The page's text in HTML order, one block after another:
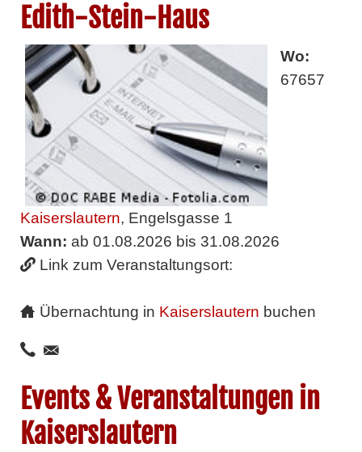
Edith-Stein-Haus
Wo:
67657
Kaiserslautern, Engelsgasse 1
Wann: ab 01.08.2026 bis 31.08.2026
Link zum Veranstaltungsort:
Übernachtung in Kaiserslautern buchen
Events & Veranstaltungen in
Kaiserslautern